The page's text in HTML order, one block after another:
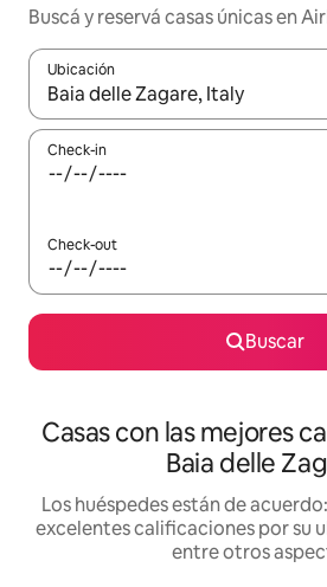
Buscá y reservá casas únicas en
Ubicación
Cuando los resultados estén
Check-in
Check-out
Buscar
Casas con las mejores
Baia delle
Los huéspedes están de
excelentes calificaciones por su
entre otros